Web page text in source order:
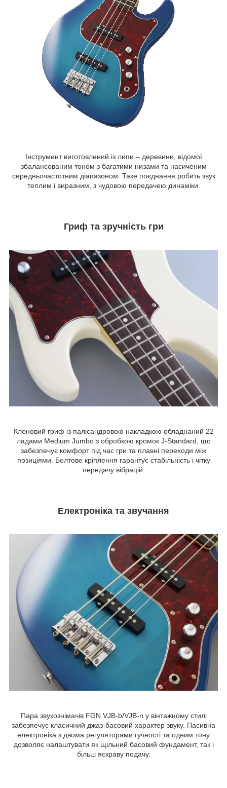
Інструмент виготовлений із липи – деревини, відомої
збалансованим тоном з багатими низами та насиченим
середньочастотним діапазоном. Таке поєднання робить звук
теплим і виразним, з чудовою передачею динаміки.
Гриф та зручність гри
Кленовий гриф із палісандровою накладкою обладнаний 22
ладами Medium Jumbo з обробкою кромок J-Standard, що
забезпечує комфорт під час гри та плавні переходи між
позиціями. Болтове кріплення гарантує стабільність і чітку
передачу вібрацій.
Електроніка та звучання
Пара звукознімачів FGN VJB-b/VJB-n у вінтажному стилі
забезпечує класичний джаз-басовий характер звуку. Пасивна
електроніка з двома регуляторами гучності та одним тону
дозволяє налаштувати як щільний басовий фундамент, так і
більш яскраву подачу.